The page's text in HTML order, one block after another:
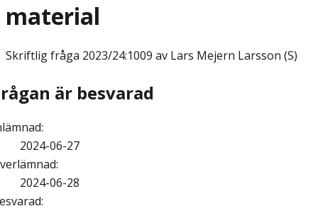
material
Skriftlig fråga 2023/24:1009 av Lars Mejern Larsson (S)
är besvarad
:
2024-06-27
:
2024-06-28
: